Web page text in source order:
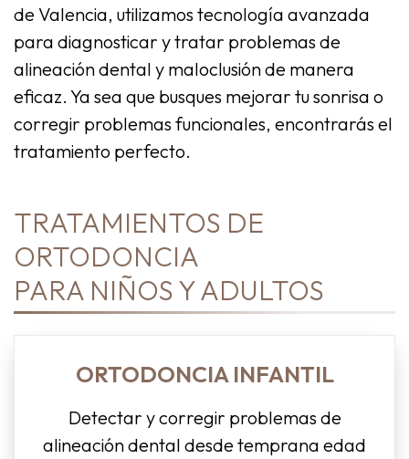
de Valencia, utilizamos tecnología avanzada
para diagnosticar y tratar problemas de
alineación dental y maloclusión de manera
eficaz. Ya sea que busques mejorar tu sonrisa o
corregir problemas funcionales, encontrarás el
tratamiento perfecto.
TRATAMIENTOS DE
ORTODONCIA
PARA NIÑOS Y ADULTOS
ORTODONCIA INFANTIL
Detectar y corregir problemas de
alineación dental desde temprana edad